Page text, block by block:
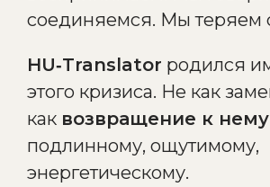
соединяемся. Мы теряем
HU‑Translator родился
этого кризиса. Не как
как возвращение к нему
подлинному, ощутимому,
энергетическому.